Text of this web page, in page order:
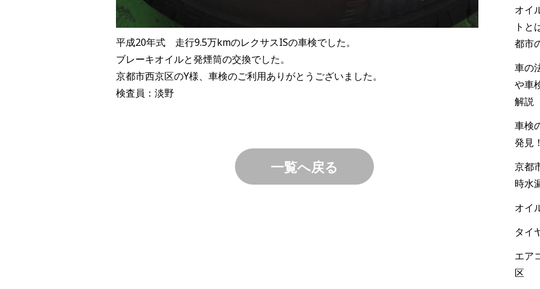
平成20年式 走行9.5万kmのレクサスISの車検でした。
ブレーキオイルと発煙筒の交換でした。
京都市西京区のY様、車検のご利用ありがとうございました。
検査員：淡野
一覧へ戻る
オイ
トと
都市
車の
や車
解説
車検
発見
京都
時水
オイ
タイ
エア
区